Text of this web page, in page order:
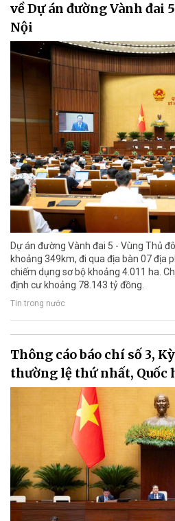
về Dự án đường Vành đai
Nội
Dự án đường Vành đai 5 - Vùng Thủ
khoảng 349km, đi qua địa bàn 07 địa
chiếm dụng sơ bộ khoảng 4.011 ha.
định cư khoảng 78.143 tỷ đồng.
Tin trong nước
Thông cáo báo chí số 3,
thường lệ thứ nhất, Quốc